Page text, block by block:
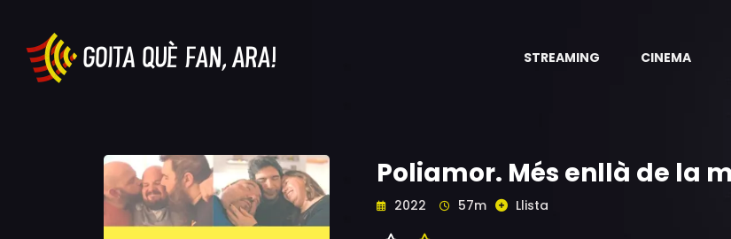
STREAMING CINEMA
Poliamor. Més enllà de la
2022 57m Llista